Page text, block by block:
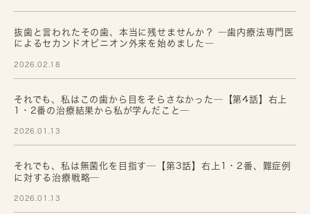
抜歯と言われたその歯、本当に残せませんか？ ―歯内療法専門医
によるセカンドオピニオン外来を始めました―
2026.02.18
それでも、私はこの歯から目をそらさなかった─【第4話】右上
1・2番の治療結果から私が学んだこと─
2026.01.13
それでも、私は無菌化を目指す─【第3話】右上1・2番、難症例
に対する治療戦略─
2026.01.13